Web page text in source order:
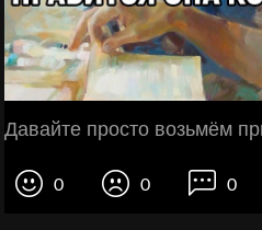
Давайте просто возьмём
0 0 0